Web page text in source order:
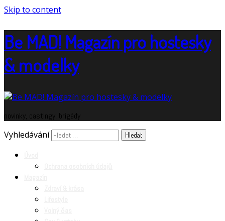
Skip to content
Be MAD! Magazín pro hostesky
& modelky
novinky, castingy, brigády
Vyhledávání